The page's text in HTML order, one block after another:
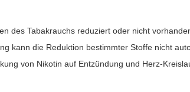
des Tabakrauchs reduziert oder nicht
kann die Reduktion bestimmter Stoffe nicht
von Nikotin auf Entzündung und